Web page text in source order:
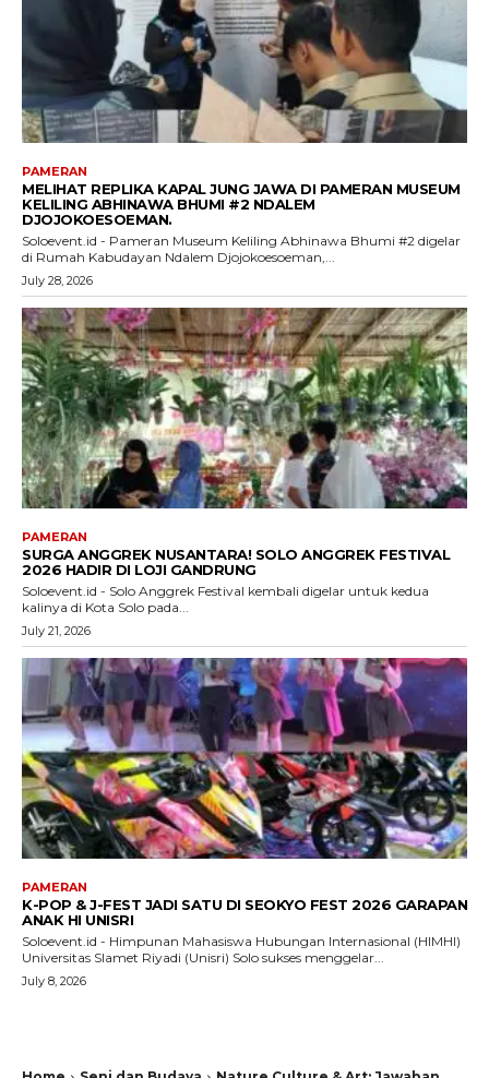
PAMERAN
MELIHAT REPLIKA KAPAL JUNG JAWA DI PAMERAN MUSEUM
KELILING ABHINAWA BHUMI #2 NDALEM
DJOJOKOESOEMAN.
Soloevent.id - Pameran Museum Keliling Abhinawa Bhumi #2 digelar
di Rumah Kabudayan Ndalem Djojokoesoeman,...
July 28, 2026
PAMERAN
SURGA ANGGREK NUSANTARA! SOLO ANGGREK FESTIVAL
2026 HADIR DI LOJI GANDRUNG
Soloevent.id - Solo Anggrek Festival kembali digelar untuk kedua
kalinya di Kota Solo pada...
July 21, 2026
PAMERAN
K-POP & J-FEST JADI SATU DI SEOKYO FEST 2026 GARAPAN
ANAK HI UNISRI
Soloevent.id - Himpunan Mahasiswa Hubungan Internasional (HIMHI)
Universitas Slamet Riyadi (Unisri) Solo sukses menggelar...
July 8, 2026